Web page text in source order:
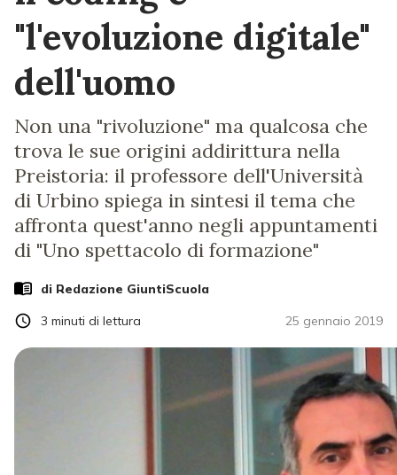
"l'evoluzione digitale"
dell'uomo
Non una "rivoluzione" ma qualcosa che
trova le sue origini addirittura nella
Preistoria: il professore dell'Università
di Urbino spiega in sintesi il tema che
affronta quest'anno negli appuntamenti
di "Uno spettacolo di formazione"
di Redazione GiuntiScuola
25 gennaio 2019
3 minuti di lettura